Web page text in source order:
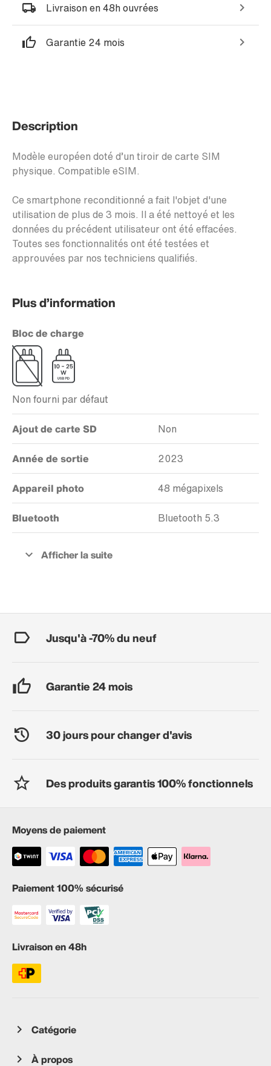
Livraison en 48h ouvrées
Garantie 24 mois
Description
Modèle européen doté d’un tiroir de carte SIM
physique. Compatible eSIM.
Ce smartphone reconditionné a fait l'objet d'une
utilisation de plus de 3 mois. Il a été nettoyé et les
données du précédent utilisateur ont été effacées.
Toutes ses fonctionnalités ont été testées et
approuvées par nos techniciens qualifiés.
Plus d’information
Bloc de charge
Non fourni par défaut
Ajout de carte SD Non
Année de sortie 2023
Appareil photo 48 mégapixels
Bluetooth Bluetooth 5.3
Jusqu'à -70% du neuf
Garantie 24 mois
30 jours pour changer d'avis
Des produits garantis 100% fonctionnels
Moyens de paiement
Paiement 100% sécurisé
Livraison en 48h
Catégorie
À propos